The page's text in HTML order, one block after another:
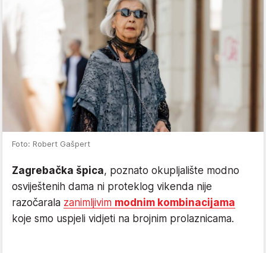
Foto: Robert Gašpert
Zagrebačka špica, poznato okupljalište modno
osviještenih dama ni proteklog vikenda nije
razočarala zanimljivim modnim kombinacijama
koje smo uspjeli vidjeti na brojnim prolaznicama.